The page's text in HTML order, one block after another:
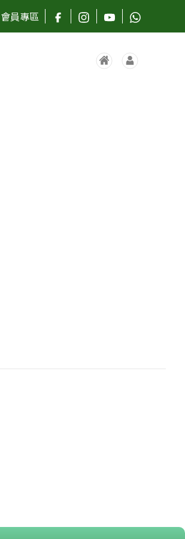
會員專區